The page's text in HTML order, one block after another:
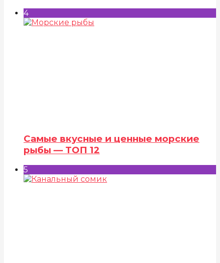
4
Самые вкусные и ценные морские
рыбы — ТОП 12
5